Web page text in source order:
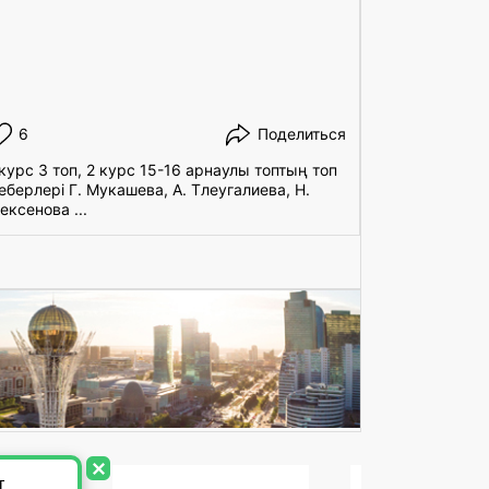
6
Поделиться
3 топ, 2 курс 15-16 арнаулы топтың топ
Г. Мукашева, А. Тлеугалиева, Н.
...